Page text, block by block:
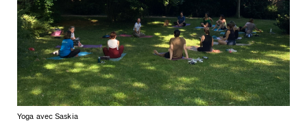
Yoga avec Saskia